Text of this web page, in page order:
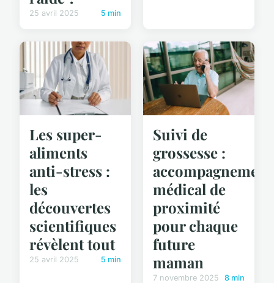
25 avril 2025 5 min
Les super-
aliments
anti-stress :
les
découvertes
scientifiques
révèlent tout
25 avril 2025 5 min
Suivi de
grossesse :
accompagnement
médical de
proximité
pour chaque
future
maman
7 novembre 2025 8 min